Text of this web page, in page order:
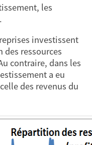
les
investissent
ressources
contraire, dans les
a eu
des revenus du